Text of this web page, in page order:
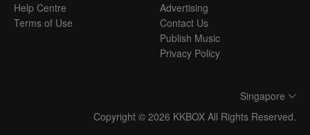
Help Centre
Terms of Use
Advertising
Contact Us
Publish Music
Privacy Policy
Singapore
Copyright © 2026 KKBOX All Rights Reserved.